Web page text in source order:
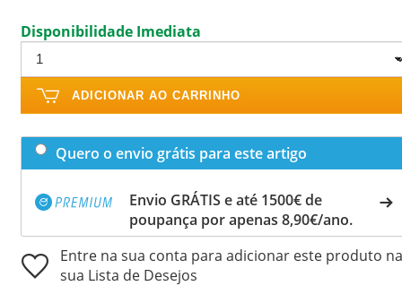
Disponibilidade Imediata
ADICIONAR AO CARRINHO
Quero o envio grátis para este artigo
Envio GRÁTIS e até 1500€ de
poupança por apenas 8,90€/ano.
Entre na sua conta para adicionar este produto na
sua Lista de Desejos